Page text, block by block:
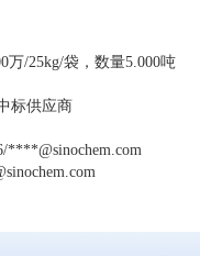
万/25kg/袋，数量5.000吨
标供应商